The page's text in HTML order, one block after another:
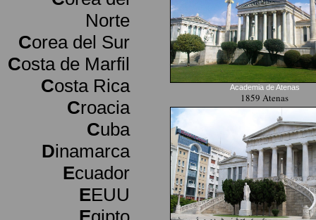
Norte
Corea del Sur
Costa de Marfil
Costa Rica
Croacia
Cuba
Dinamarca
Ecuador
EEUU
Academia de Atenas
1859 Atenas